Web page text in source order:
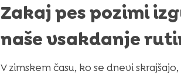
Zakaj pes pozimi
naše vsakdanje
V zimskem času, ko se dnevi